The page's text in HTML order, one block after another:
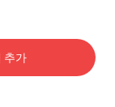
추가